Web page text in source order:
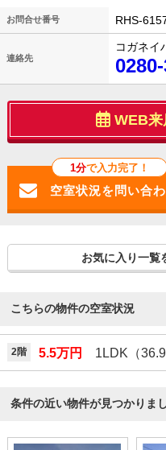
お問合せ番号 RHS-
連絡先
コガネ
WEB来
1分で入力完了！
お気に入り一覧
こちらの物件の空室状況
2階 5.5万円 1LDK（
条件の近い物件が見つかりま